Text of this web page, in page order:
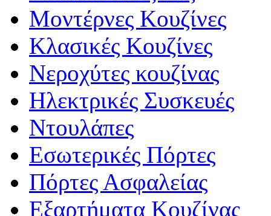
Μοντέρνες Κουζίνες
Κλασικές Κουζίνες
Νεροχύτες κουζίνας
Ηλεκτρικές Συσκευές
Ντουλάπες
Εσωτερικές Πόρτες
Πόρτες Ασφαλείας
Εξαρτήματα Κουζίνας